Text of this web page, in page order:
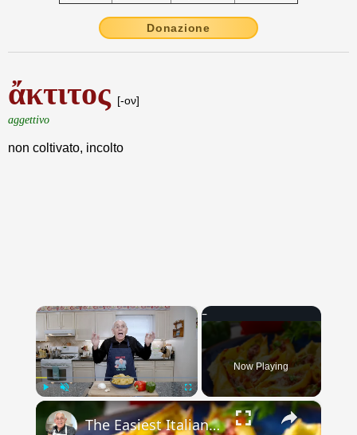
Donazione
ἄκτιτος [-ον]
aggettivo
non coltivato, incolto
×
Fullscreen
Now Playing
×
The Easiest Italian Stuffed Shells You’ll Ever Make (With Sausage & Peppers!)